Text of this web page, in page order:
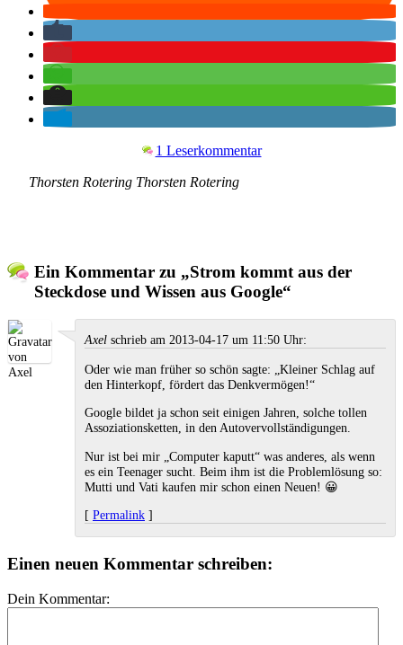
1 Leserkommentar
Thorsten Rotering Thorsten Rotering
Ein Kommentar zu „Strom kommt aus der
Steckdose und Wissen aus Google“
Axel schrieb am 2013-04-17 um 11:50 Uhr:
Oder wie man früher so schön sagte: „Kleiner Schlag auf
den Hinterkopf, fördert das Denkvermögen!“
Google bildet ja schon seit einigen Jahren, solche tollen
Assoziationsketten, in den Autovervollständigungen.
Nur ist bei mir „Computer kaputt“ was anderes, als wenn
es ein Teenager sucht. Beim ihm ist die Problemlösung so:
Mutti und Vati kaufen mir schon einen Neuen! 😀
[ Permalink ]
Einen neuen Kommentar schreiben:
Dein Kommentar: